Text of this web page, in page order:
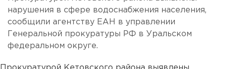
нарушения в сфере водоснабжения населения,
сообщили агентству ЕАН в управлении
Генеральной прокуратуры РФ в Уральском
федеральном округе.